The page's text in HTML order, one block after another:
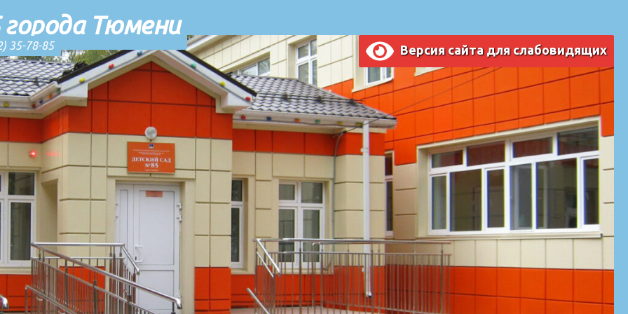
Тюмени
35-78-85 Версия сайта для слабовидящих